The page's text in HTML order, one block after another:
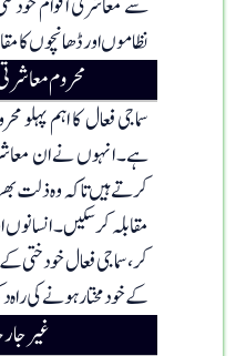
نظاموں اور ڈھانچوں کا
محروم
سماجی فعال کا اہم پہلو
ہے۔ انہوں نے ان
کرتے ہیں تاکہ وہ ذلت
مقابلہ کر سکیں۔
کر، سماجی فعال خودختی
کے خود مختار ہونے کی
غیر